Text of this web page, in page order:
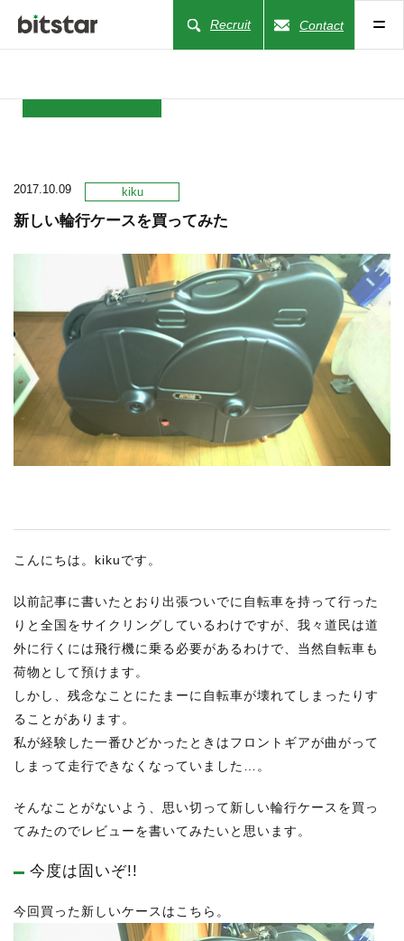
Recruit Contact
COMPANY
BUSINESS
WORKS
ACTION
RECRUIT
STAFF BLOG
情報セキュリティ
プライバシーポリシー
2017.10.09 kiku
新しい輪行ケースを買ってみた
こんにちは。kikuです。
以前記事に書いたとおり出張ついでに自転車を持って行った
りと全国をサイクリングしているわけですが、我々道民は道
外に行くには飛行機に乗る必要があるわけで、当然自転車も
荷物として預けます。
しかし、残念なことにたまーに自転車が壊れてしまったりす
ることがあります。
私が経験した一番ひどかったときはフロントギアが曲がって
しまって走行できなくなっていました…。
そんなことがないよう、思い切って新しい輪行ケースを買っ
てみたのでレビューを書いてみたいと思います。
今度は固いぞ!!
今回買った新しいケースはこちら。